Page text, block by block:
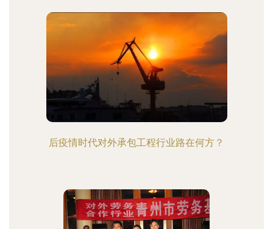
后疫情时代对外承包工程行业路在何方？